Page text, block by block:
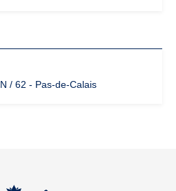
/ 62 - Pas-de-Calais